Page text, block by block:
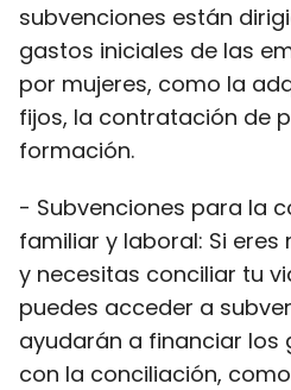
subvenciones están
gastos iniciales de las
por mujeres, como la
fijos, la contratación de
formación.
- Subvenciones para la
familiar y laboral: Si
y necesitas conciliar tu
puedes acceder a
ayudarán a financiar los
con la conciliación,